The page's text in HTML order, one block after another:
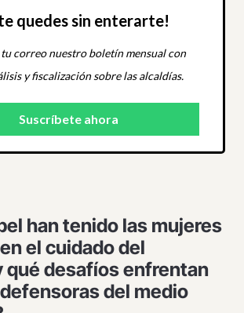
quedes sin enterarte!
tu correo nuestro boletín mensual con
y fiscalización sobre las alcaldías.
han tenido las mujeres
el cuidado del
desafíos enfrentan
del medio